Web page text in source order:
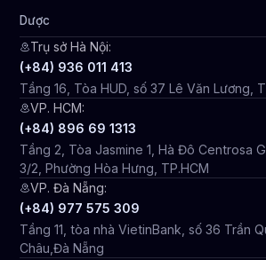
Dược
Trụ sở Hà Nội:
(+84) 936 011 413
Tầng 16, Tòa HUD, số 37 Lê Văn Lương,
VP. HCM:
(+84) 896 69 1313
Tầng 2, Tòa Jasmine 1, Hà Đô Centrosa
3/2, Phường Hòa Hưng, TP.HCM
VP. Đà Nẵng:
(+84) 977 575 309
Tầng 11, tòa nhà VietinBank, số 36 Trần
Châu,Đà Nẵng